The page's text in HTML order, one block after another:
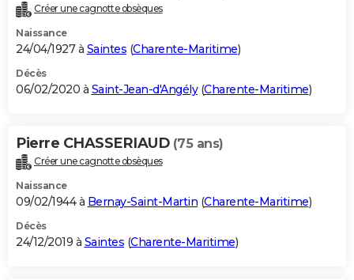
Créer une cagnotte obsèques
Naissance
24/04/1927 à Saintes (Charente-Maritime)
Décès
06/02/2020 à Saint-Jean-d'Angély(Charente-Maritime)
Pierre CHASSERIAUD (75 ans)
Créer une cagnotte obsèques
Naissance
09/02/1944 à Bernay-Saint-Martin (Charente-Maritime)
Décès
24/12/2019 à Saintes (Charente-Maritime)